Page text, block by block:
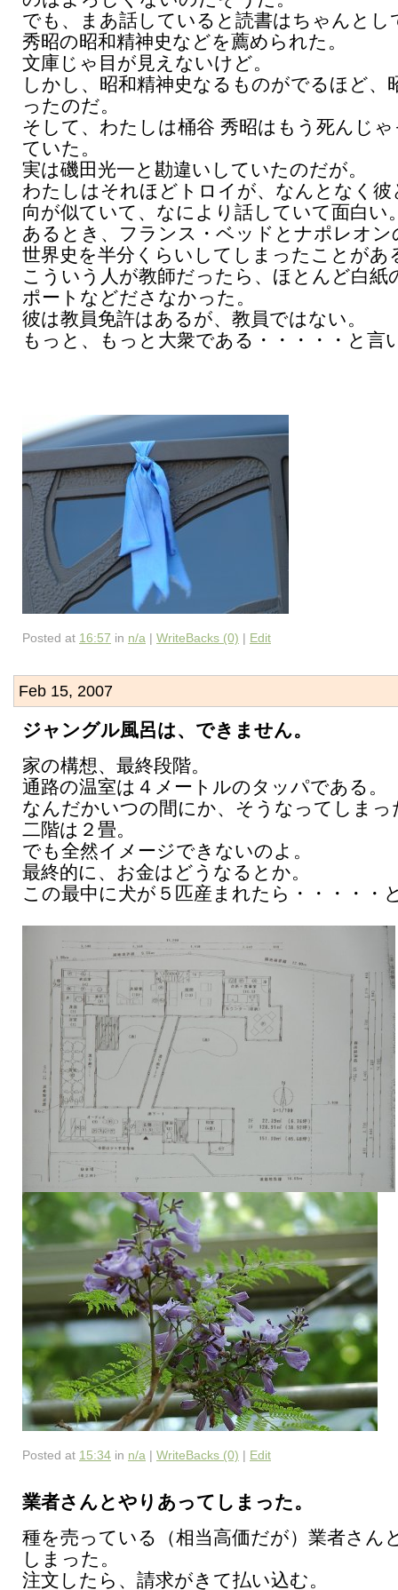
でも、まあ話していると読書はちゃんとし
秀昭の昭和精神史などを薦められた。
文庫じゃ目が見えないけど。
しかし、昭和精神史なるものがでるほど、
ったのだ。
そして、わたしは桶谷 秀昭はもう死んじ
ていた。
実は磯田光一と勘違いしていたのだが。
わたしはそれほどトロイが、なんとなく彼
向が似ていて、なにより話していて面白い
あるとき、フランス・ベッドとナポレオン
世界史を半分くらいしてしまったことがあ
こういう人が教師だったら、ほとんど白紙
ポートなどださなかった。
彼は教員免許はあるが、教員ではない。
もっと、もっと大衆である・・・・・と言
Posted at 16:57 in n/a | WriteBacks (0) | Edit
Feb 15, 2007
ジャングル風呂は、できません。
家の構想、最終段階。
通路の温室は４メートルのタッパである。
なんだかいつの間にか、そうなってしまっ
二階は２畳。
でも全然イメージできないのよ。
最終的に、お金はどうなるとか。
この最中に犬が５匹産まれたら・・・・・
Posted at 15:34 in n/a | WriteBacks (0) | Edit
業者さんとやりあってしまった。
種を売っている（相当高価だが）業者さん
しまった。
注文したら、請求がきて払い込む。